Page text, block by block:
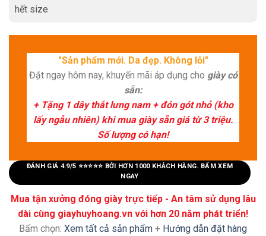
hết size
"Sản phẩm mới. Da đẹp. Không lỗi"
Đặt ngay hôm nay, khuyến mãi áp dụng cho giày có
sẵn:
+ Tặng 1 dây thắt lưng nam + đón gót nhỏ (kho
lấy ngẫu nhiên) khi mua giày sẵn giá từ 3 triệu.
Số lượng có hạn!
ĐÁNH GIÁ 4.9/5 ⭐⭐⭐⭐⭐ BỞI HƠN 1000 KHÁCH HÀNG. BẤM XEM
NGAY
Mua tận xưởng đóng giày trực tiếp - An tâm sử dụng lâu
dài cùng giayhuyhoang.vn với hơn 20 năm phát triển!
Bấm chọn: Xem tất cả sản phẩm + Hướng dẫn đặt hàng